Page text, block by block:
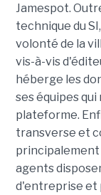
Jamespot.
technique du
volonté de la
vis-à-vis
héberge les
ses équipes
plateforme.
transverse et
principalement
agents
d'entreprise et